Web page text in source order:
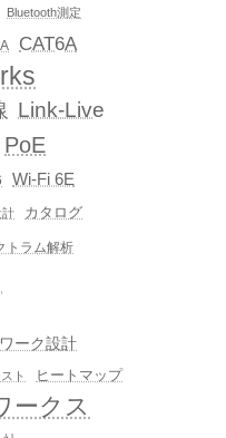
Bluetooth測定
CAT6A
Link-Live
PoE
Wi-Fi 6E
計 カタログ
トラム解析
ーク設計
ト ヒートマップ
ークス